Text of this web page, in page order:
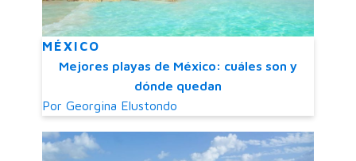
MÉXICO
Mejores playas de México: cuáles son y
dónde quedan
Por Georgina Elustondo